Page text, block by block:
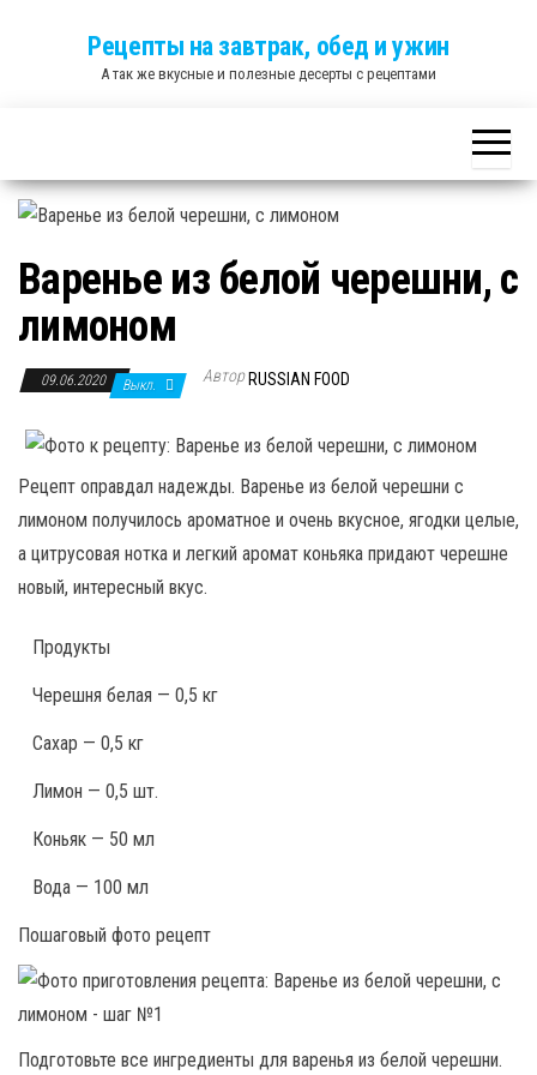
Рецепты на завтрак, обед и ужин
А так же вкусные и полезные десерты с рецептами
Варенье из белой черешни, с
лимоном
09.06.2020 Выкл. Автор RUSSIAN FOOD
Рецепт оправдал надежды. Варенье из белой черешни с
лимоном получилось ароматное и очень вкусное, ягодки целые,
а цитрусовая нотка и легкий аромат коньяка придают черешне
новый, интересный вкус.
Продукты
Черешня белая — 0,5 кг
Сахар — 0,5 кг
Лимон — 0,5 шт.
Коньяк — 50 мл
Вода — 100 мл
Пошаговый фото рецепт
Подготовьте все ингредиенты для варенья из белой черешни.